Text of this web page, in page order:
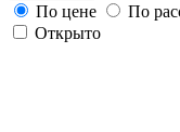
По цене
По
Открыто